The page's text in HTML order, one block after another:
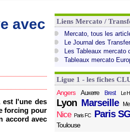
avec
est l'une des
forcing pour
accord avec
Liens Mercato /
Mercato, tous les
Le Journal des
Les Tableaux mercato
Tableaux mercato
Ligue 1 - les fiches
Angers
Auxerre Brest Le
Lyon Marseille
Nice Paris FC Paris
Toulouse